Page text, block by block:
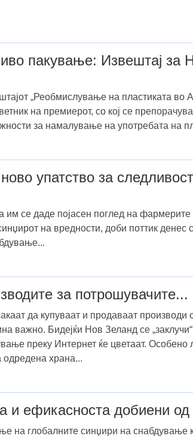
пакување: Извештај за
„Реобмислување на пластиката
на премиерот, со кој се
за намалување на употребата на
упатство за
им се даде појасен поглед на
на вредности, доби поттик денес
за потрошувачите...
да купуваат и продаваат
важно. Бидејќи Нов Зеланд се
преку Интернет ќе цветаат.
одредена храна...
и ефикасноста добиени
на глобалните синџири на снабдување